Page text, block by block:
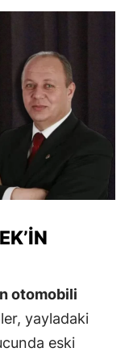
otomobili
yayladaki
eski